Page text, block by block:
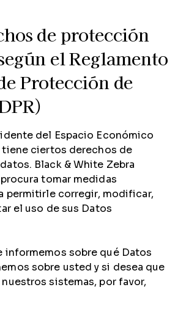
de protección
el Reglamento
Protección de
del Espacio Económico
tiene ciertos derechos de
Black & White Zebra
tomar medidas
permitirle corregir, modificar,
el uso de sus Datos
informemos sobre qué Datos
sobre usted y si desea que
sistemas, por favor,